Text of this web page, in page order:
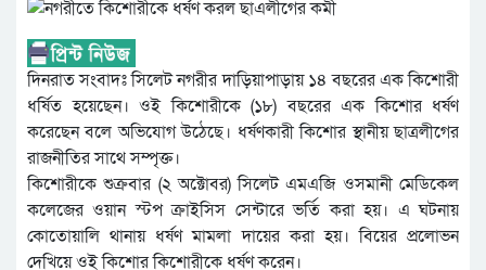
দিনরাত সংবাদঃ সিলেট নগরীর দাড়িয়াপাড়ায় ১৪ বছরের এক কিশোরী
ধর্ষিত হয়েছেন। ওই কিশোরীকে (১৮) বছরের এক কিশোর ধর্ষণ
করেছেন বলে অভিযোগ উঠেছে। ধর্ষণকারী কিশোর স্থানীয় ছাত্রলীগের
রাজনীতির সাথে সম্পৃক্ত।
কিশোরীকে শুক্রবার (২ অক্টোবর) সিলেট এমএজি ওসমানী মেডিকেল
কলেজের ওয়ান স্টপ ক্রাইসিস সেন্টারে ভর্তি করা হয়। এ ঘটনায়
কোতোয়ালি থানায় ধর্ষণ মামলা দায়ের করা হয়। বিয়ের প্রলোভন
দেখিয়ে ওই কিশোর কিশোরীকে ধর্ষণ করেন।